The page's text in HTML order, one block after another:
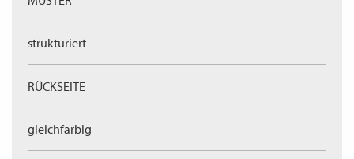
strukturiert
RÜCKSEITE
gleichfarbig